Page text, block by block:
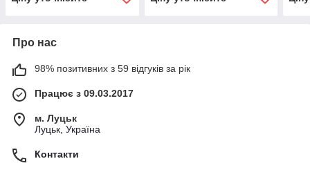
Про нас
98% позитивних з 59 відгуків за рік
Працює з 09.03.2017
м. Луцьк
Луцьк, Україна
Контакти